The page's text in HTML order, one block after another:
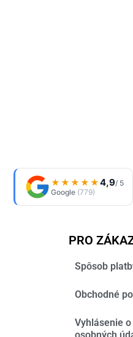
★★★★★4,9/ 5
Google (779)
PRO
Spôsob
Obchodné
Vyhlásenie